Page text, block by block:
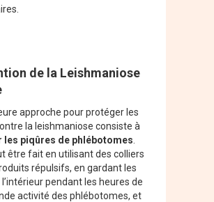
de la Leishmaniose
approche pour protéger les
la leishmaniose consiste à
les piqûres de phlébotomes
être fait en utilisant des colliers
répulsifs, en gardant les
pendant les heures de
activité des phlébotomes, et